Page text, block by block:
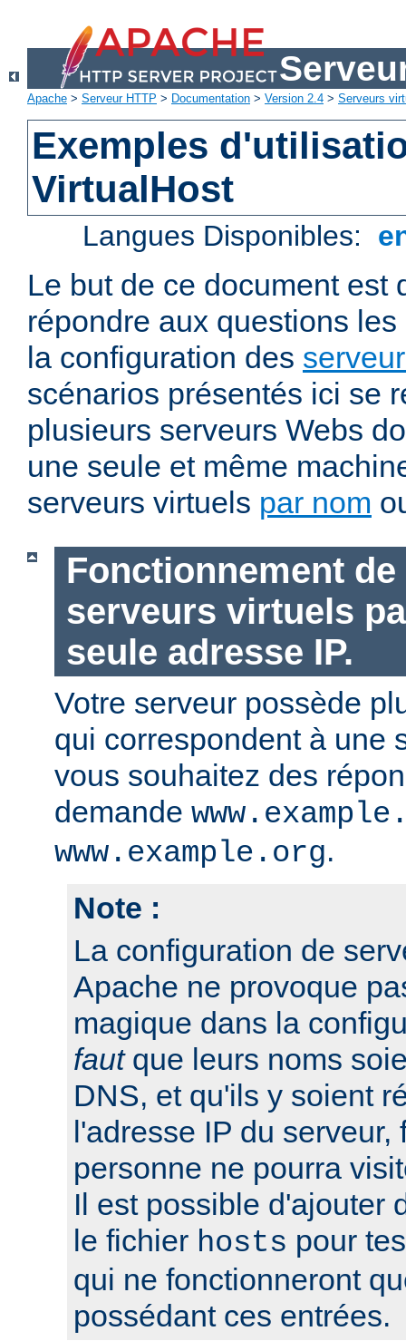
Apache > Serveur HTTP > Documentation > Version 2.4 > Serveurs
Exemples
VirtualHost
Langues Disponibles:
Le but de ce document est
répondre aux questions
la configuration des
scénarios présentés ici se
plusieurs serveurs Webs
une seule et même
serveurs virtuels par nom
Fonctionnement
serveurs virtuels
seule adresse IP.
Votre serveur possède
qui correspondent à une
vous souhaitez des
demande
www.example.org.
Note :
La configuration de
Apache ne provoque
magique dans la
fautque leurs noms
DNS, et qu'ils y soient
l'adresse IP du serveur,
personne ne pourra
Il est possible d'ajouter
le fichier hosts pour
qui ne fonctionneront
possédant ces entrées.